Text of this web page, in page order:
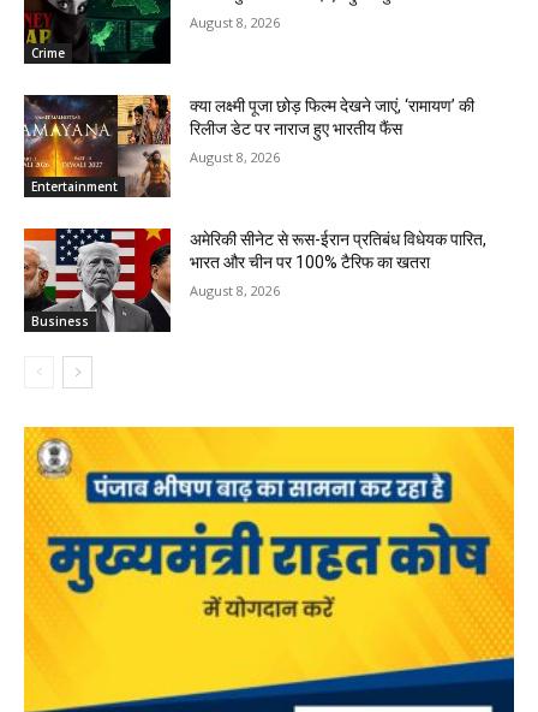
Crime
August 8, 2026
Entertainment
क्या लक्ष्मी पूजा छोड़ फिल्म देखने जाएं, ‘रामायण’ की
रिलीज डेट पर नाराज हुए भारतीय फैंस
August 8, 2026
Business
अमेरिकी सीनेट से रूस-ईरान प्रतिबंध विधेयक पारित,
भारत और चीन पर 100% टैरिफ का खतरा
August 8, 2026